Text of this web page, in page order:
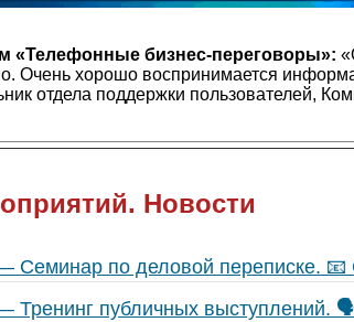
«Телефонные бизнес‑переговоры»:
Очень хорошо воспринимается
отдела поддержки пользователей,
Новости
Семинар по деловой переписке. 📧
Тренинг публичных выступлений.